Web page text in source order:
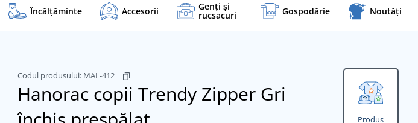
Încălţăminte Accesorii Genți și
rucsacuri Gospodărie Noutăți
Produs
Codul produsului: MAL-412
Hanorac copii Trendy Zipper Gri